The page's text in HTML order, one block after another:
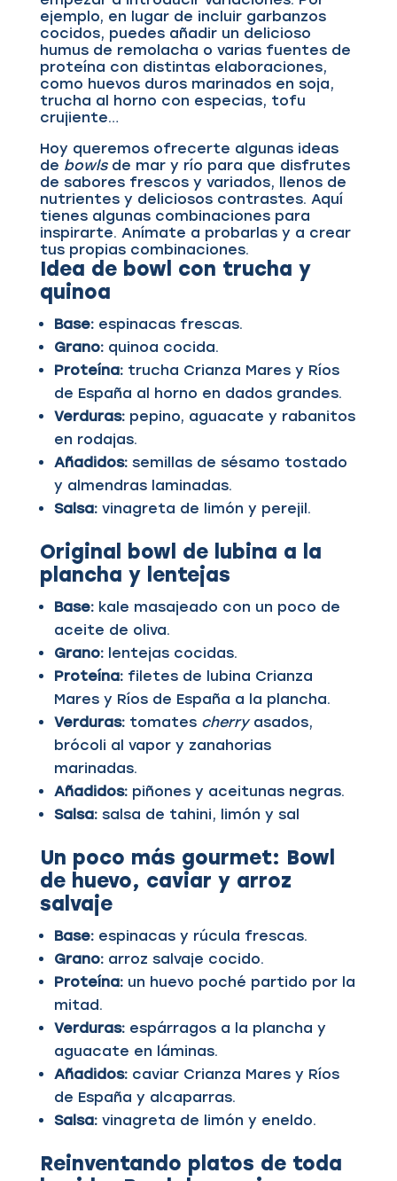
ejemplo, en lugar de incluir garbanzos
cocidos, puedes añadir un delicioso
humus de remolacha o varias fuentes de
proteína con distintas elaboraciones,
como huevos duros marinados en soja,
trucha al horno con especias, tofu
crujiente…
Hoy queremos ofrecerte algunas ideas
de bowlsde mar y río para que disfrutes
de sabores frescos y variados, llenos de
nutrientes y deliciosos contrastes. Aquí
tienes algunas combinaciones para
inspirarte. Anímate a probarlas y a crear
tus propias combinaciones.
Idea de bowl con trucha y
quinoa
Base:espinacas frescas.
Grano:quinoa cocida.
Proteína:trucha Crianza Mares y Ríos
de España al horno en dados grandes.
Verduras:pepino, aguacate y rabanitos
en rodajas.
Añadidos:semillas de sésamo tostado
y almendras laminadas.
Salsa:vinagreta de limón y perejil.
Original bowl de lubina a la
plancha y lentejas
Base:kale masajeado con un poco de
aceite de oliva.
Grano:lentejas cocidas.
Proteína:filetes de lubina Crianza
Mares y Ríos de España a la plancha.
Verduras:tomates cherryasados,
brócoli al vapor y zanahorias
marinadas.
Añadidos:piñones y aceitunas negras.
Salsa:salsa de tahini, limón y sal
Un poco más gourmet: Bowl
de huevo, caviar y arroz
salvaje
Base:espinacas y rúcula frescas.
Grano:arroz salvaje cocido.
Proteína:un huevo poché partido por la
mitad.
Verduras:espárragos a la plancha y
aguacate en láminas.
Añadidos:caviar Crianza Mares y Ríos
de España y alcaparras.
Salsa:vinagreta de limón y eneldo.
Reinventando platos de toda